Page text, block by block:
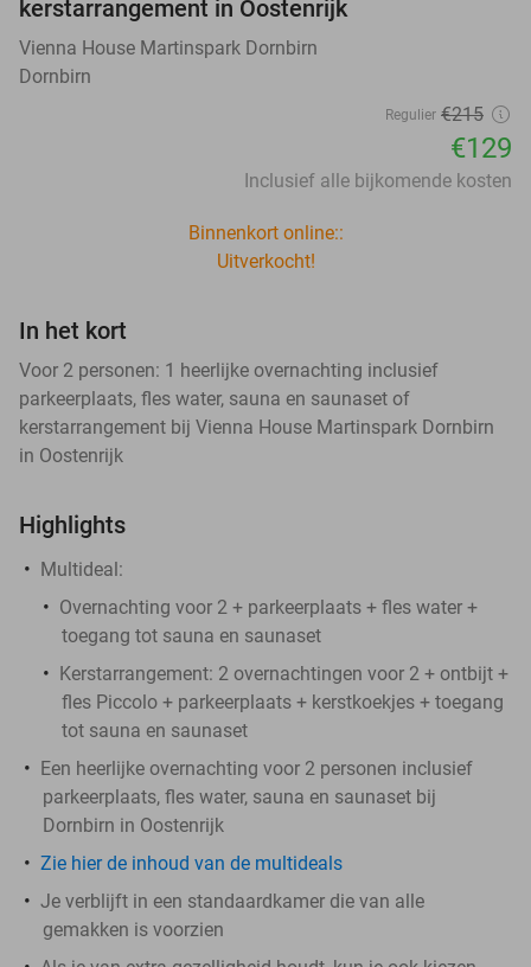
kerstarrangement in Oostenrijk
Vienna House Martinspark Dornbirn
Dornbirn
Regulier €215
€129
Inclusief alle bijkomende kosten
Binnenkort online::
Uitverkocht!
In het kort
Voor 2 personen: 1 heerlijke overnachting inclusief
parkeerplaats, fles water, sauna en saunaset of
kerstarrangement bij Vienna House Martinspark Dornbirn
in Oostenrijk
Highlights
Multideal:
Overnachting voor 2 + parkeerplaats + fles water +
toegang tot sauna en saunaset
Kerstarrangement: 2 overnachtingen voor 2 + ontbijt +
fles Piccolo + parkeerplaats + kerstkoekjes + toegang
tot sauna en saunaset
Een heerlijke overnachting voor 2 personen inclusief
parkeerplaats, fles water, sauna en saunaset bij
Dornbirn in Oostenrijk
Zie hier de inhoud van de multideals
Je verblijft in een standaardkamer die van alle
gemakken is voorzien